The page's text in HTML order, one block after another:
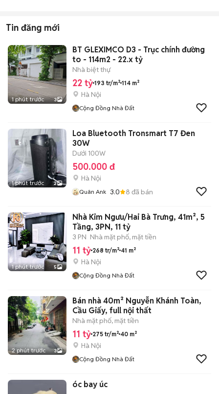
Tin đăng mới
1 phút trước 3
BT GLEXIMCO D3 - Trục chính đường
to - 114m2 - 22.x tỷ
Nhà biệt thự
22 tỷ 193 tr/m² 114 m²
Hà Nội
Cộng Đồng Nhà Đất
1 phút trước 2
Loa Bluetooth Tronsmart T7 Đen
30W
Dưới 100W
500.000 đ
Hà Nội
Quân Ank 3.0 8 đã bán
1 phút trước 5
Nhà Kim Ngưu/Hai Bà Trưng, 41m², 5
Tầng, 3PN, 11 tỷ
3 PN Nhà mặt phố, mặt tiền
11 tỷ 268 tr/m² 41 m²
Hà Nội
Cộng Đồng Nhà Đất
2 phút trước 3
Bán nhà 40m² Nguyễn Khánh Toàn,
Cầu Giấy, full nội thất
Nhà mặt phố, mặt tiền
11 tỷ 275 tr/m² 40 m²
Hà Nội
Cộng Đồng Nhà Đất
óc bay úc